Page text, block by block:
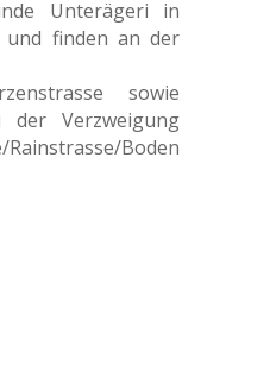
Unterägeri in
und finden an der
sowie
der Verzweigung
Boden